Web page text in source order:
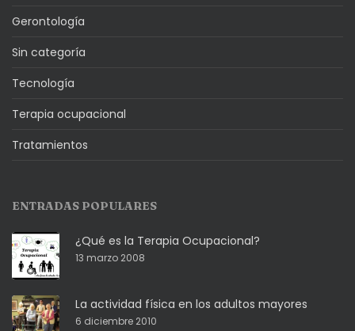
Gerontología
Sin categoría
Tecnología
Terapia ocupacional
Tratamientos
ENTRADAS POPULARES
¿Qué es la Terapia Ocupacional?
13 marzo 2008
La actividad física en los adultos mayores
6 diciembre 2010